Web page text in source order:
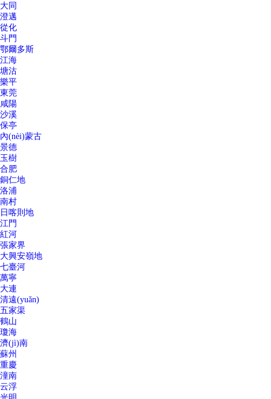
大同
澄邁
從化
斗門
鄂爾多斯
江海
塘沽
樂平
東莞
咸陽
沙溪
保亭
內(nèi)蒙古
景德
玉樹
合肥
銅仁地
洛浦
南村
日喀則地
江門
紅河
張家界
大興安嶺地
七臺河
萬寧
大連
清遠(yuǎn)
五家渠
鶴山
瓊海
濟(jì)南
蘇州
重慶
潼南
云浮